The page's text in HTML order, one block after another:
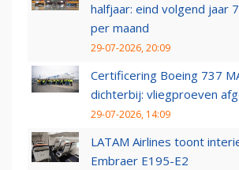
halfjaar: eind volgend jaar
per maand
29-07-2026, 20:09
Certificering Boeing 737
dichterbij: vliegproeven
29-07-2026, 14:09
LATAM Airlines toont
Embraer E195-E2